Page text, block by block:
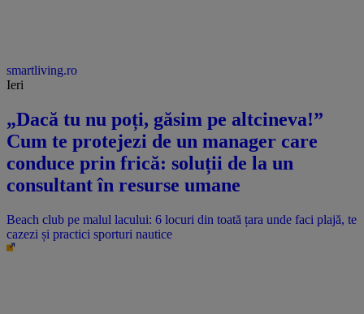
smartliving.ro
Ieri
„Dacă tu nu poți, găsim pe altcineva!”
Cum te protejezi de un manager care
conduce prin frică: soluții de la un
consultant în resurse umane
Beach club pe malul lacului: 6 locuri din toată țara unde faci plajă, te
cazezi și practici sporturi nautice